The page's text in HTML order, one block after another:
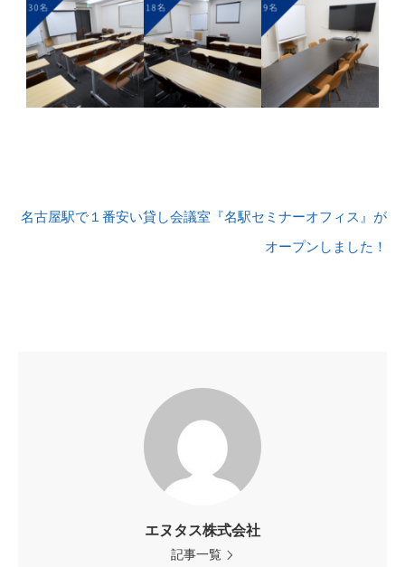
名古屋駅で１番安い貸し会議室『名駅セミナーオフィス』が
オープンしました！
エヌタス株式会社
記事一覧